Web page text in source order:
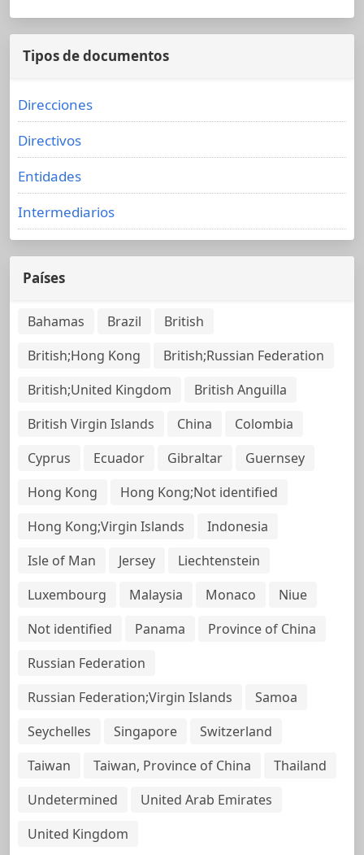
Tipos de documentos
Direcciones
Directivos
Entidades
Intermediarios
Países
Bahamas Brazil
British
British;Hong Kong
British;Russian Federation
British;United Kingdom
British Anguilla
British Virgin Islands
China
Colombia
Cyprus
Ecuador Gibraltar
Guernsey
Hong Kong
Hong Kong;Not identified
Hong Kong;Virgin Islands
Indonesia
Isle of Man
Jersey
Liechtenstein
Luxembourg
Malaysia Monaco
Niue
Not identified
Panama
Province of China
Russian Federation
Russian Federation;Virgin Islands
Samoa
Seychelles
Singapore
Switzerland
Taiwan
Taiwan, Province of China
Thailand
Undetermined
United Arab Emirates
United Kingdom